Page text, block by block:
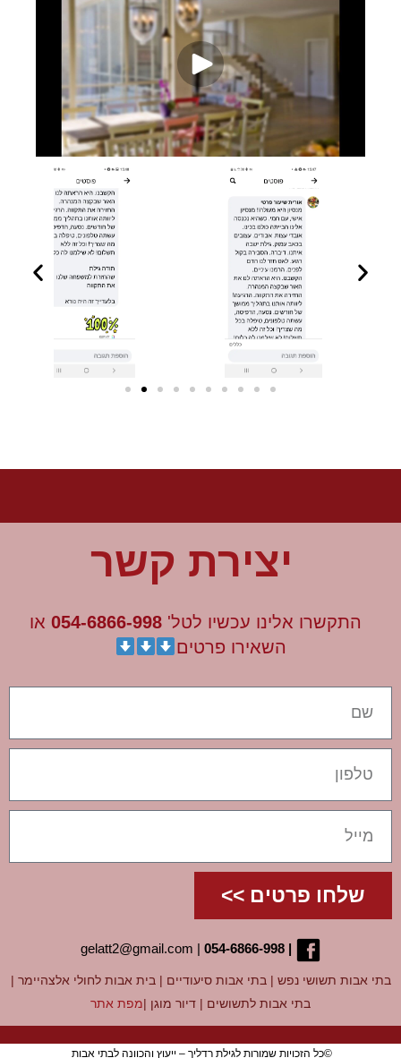
יצירת קשר
התקשרו אלינו עכשיו לטל'054-6866-998 או
השאירו פרטים
שלחו פרטים >>
|
054-6866-998
gelatt2@gmail.com
בתי אבות תשושי נפש | בתי אבות סיעודיים | בית אבות לחולי אלצהיימר |
בתי אבות לתשושים | דיור מוגן |מפת אתר
©כל הזכויות שמורות לגילת רדליך – ייעוץ והכוונה לבתי אבות